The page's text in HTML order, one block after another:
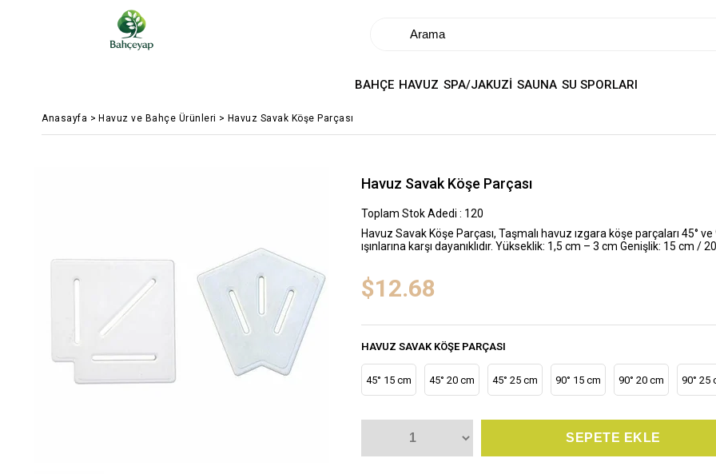
BAHÇE HAVUZ SPA/JAKUZİ SAUNA SU SPORLARI
Anasayfa > Havuz ve Bahçe Ürünleri > Havuz Savak Köşe Parçası
Havuz Savak Köşe Parçası
Toplam Stok Adedi : 120
Havuz Savak Köşe Parçası, Taşmalı havuz ızgara köşe parçaları 45°
ışınlarına karşı dayanıklıdır. Yükseklik: 1,5 cm – 3 cm Genişlik: 15 cm /
$12.68
HAVUZ SAVAK KÖŞE PARÇASI
45° 15 cm 45° 20 cm 45° 25 cm 90° 15 cm 90° 20 cm 90° 25